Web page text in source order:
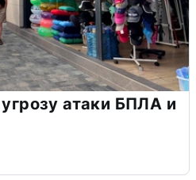
атаки БПЛА и